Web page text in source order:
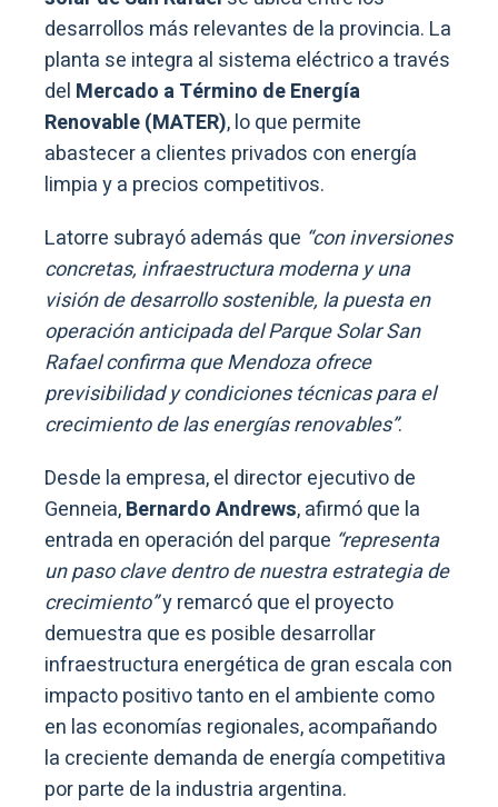
desarrollos más relevantes de la provincia. La
planta se integra al sistema eléctrico a través
del Mercado a Término de Energía
Renovable (MATER), lo que permite
abastecer a clientes privados con energía
limpia y a precios competitivos.
Latorre subrayó además que “con inversiones
concretas, infraestructura moderna y una
visión de desarrollo sostenible, la puesta en
operación anticipada del Parque Solar San
Rafael confirma que Mendoza ofrece
previsibilidad y condiciones técnicas para el
crecimiento de las energías renovables”.
Desde la empresa, el director ejecutivo de
Genneia,Bernardo Andrews, afirmó que la
entrada en operación del parque “representa
un paso clave dentro de nuestra estrategia de
crecimiento”y remarcó que el proyecto
demuestra que es posible desarrollar
infraestructura energética de gran escala con
impacto positivo tanto en el ambiente como
en las economías regionales, acompañando
la creciente demanda de energía competitiva
por parte de la industria argentina.